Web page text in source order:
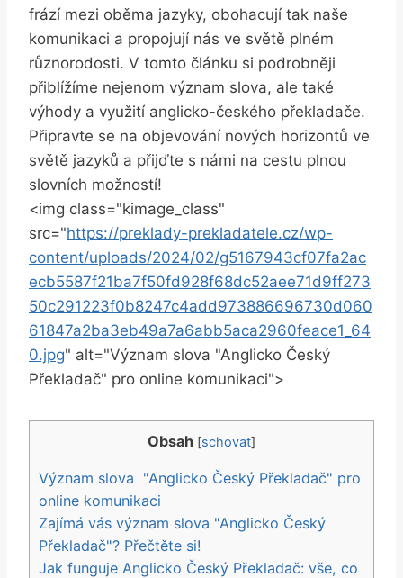
frází‌ mezi oběma jazyky, obohacují tak naše
komunikaci a⁢ propojují nás ve světě plném⁣
různorodosti. V tomto článku si podrobněji
přiblížíme nejenom význam slova, ale také‍
výhody a využití anglicko-českého překladače.
Připravte⁢ se ‍na objevování‍ nových horizontů ve
světě jazyků a přijďte s námi na cestu ⁢plnou⁢
slovních možností!
<img ‍class="kimage_class"
src="https://preklady-prekladatele.cz/wp-
content/uploads/2024/02/g5167943cf07fa2ac
ecb5587f21ba7f50fd928f68dc52aee71d9ff273
50c291223f0b8247c4add973886696730d060
61847a2ba3eb49a7a6abb5aca2960feace1_64
0.jpg" alt="Význam ⁤slova "Anglicko​ Český⁢
Překladač" pro online ⁣komunikaci">
Obsah [schovat]
Význam slova ⁤ "Anglicko‍ Český ⁣Překladač" pro
‍online komunikaci
Zajímá ⁤vás význam slova "Anglicko Český
Překladač"? Přečtěte si!
Jak ‌funguje Anglicko Český Překladač: vše, co⁢